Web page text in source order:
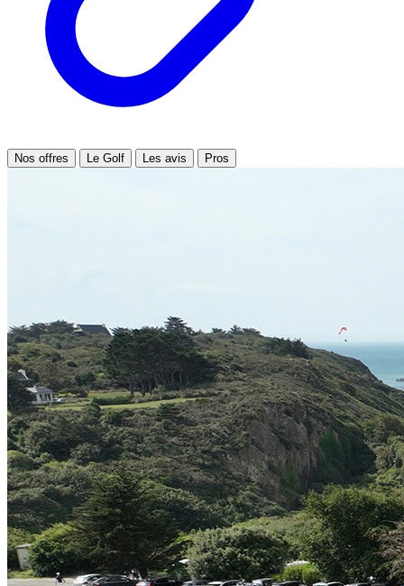
Nos offres Le Golf Les avis Pros